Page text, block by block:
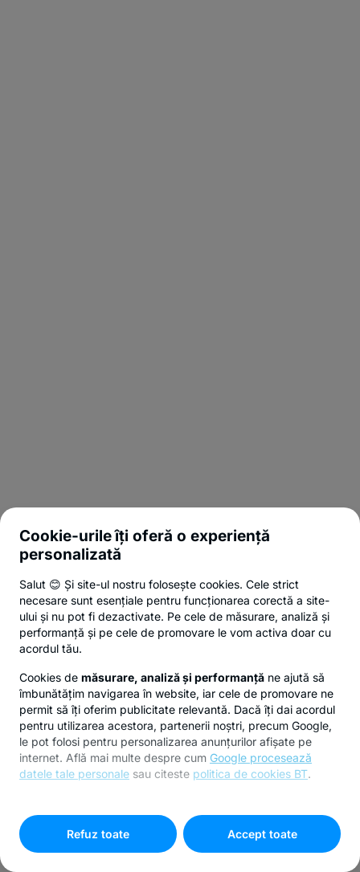
Cookie-urile îți oferă o experiență
personalizată
Salut 😊 Și site-ul nostru folosește cookies. Cele strict
necesare sunt esențiale pentru funcționarea corectă a site-
ului și nu pot fi dezactivate. Pe cele de măsurare, analiză și
performanță și pe cele de promovare le vom activa doar cu
acordul tău.
Cookies de măsurare, analiză și performanță ne ajută să
îmbunătățim navigarea în website, iar cele de promovare ne
permit să îți oferim publicitate relevantă. Dacă îți dai acordul
pentru utilizarea acestora, partenerii noștri, precum Google,
le pot folosi pentru personalizarea anunțurilor afișate pe
internet. Află mai multe despre cum Google procesează
datele tale personale sau citeste politica de cookies BT.
cookies"
Refuz toate
Accept toate